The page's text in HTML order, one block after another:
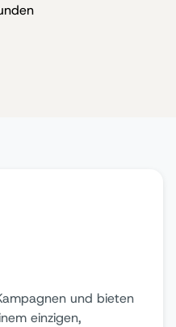
und bieten
einzigen,